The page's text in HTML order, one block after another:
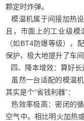
颗定时炸弹。
模温机属于间接加热
且，市面上的工业级
（如BT4防爆等级），
保护，极大地提升了车
四、降本增效：算好长
虽然一台适配的模温
其实是个“省钱利器”：
热效率极高：密闭的
空气中。相比明火加热